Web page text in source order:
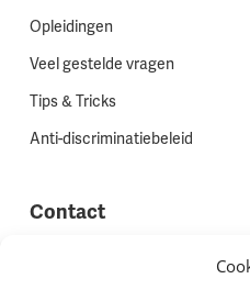
Opleidingen
Veel gestelde vragen
Tips & Tricks
Anti-discriminatiebeleid
Contact